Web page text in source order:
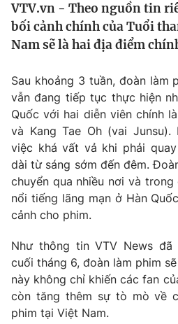
Thế giới
Tin tức
Câu chuyện quốc tế
Kinh tế
Tài chính
Thị trường
Góc doanh nghiệp
Dữ liệu và đời sống
Truyền hình
Phim VTV
Hậu trường
Nhân vật
Khán giả
Giải sao mai
Giải trí
Điện ảnh
Sao
Đời sống
Du lịch
Làm đẹp
Chất lượng cuộc sống
Giáo dục
Tuyển sinh
Học trực tuyến
Công nghệ
VTV.vn - Theo nguồn tin
bối cảnh chính của Tuổi
Nam sẽ là hai địa điểm
Sau khoảng 3 tuần, đoàn làm
vẫn đang tiếp tục thực hiện
Quốc với hai diễn viên chính
và Kang Tae Oh (vai
việc khá vất vả khi phải
dài từ sáng sớm đến đêm.
chuyển qua nhiều nơi và
nổi tiếng lãng mạn ở Hàn
cảnh cho phim.
Như thông tin VTV News
cuối tháng 6, đoàn làm phim
này không chỉ khiến các fan
còn tăng thêm sự tò mò về
phim tại Việt Nam.